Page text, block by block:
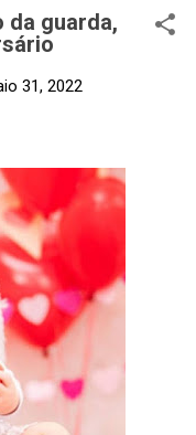
da guarda,
31, 2022